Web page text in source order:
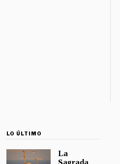
LO ÚLTIMO
La